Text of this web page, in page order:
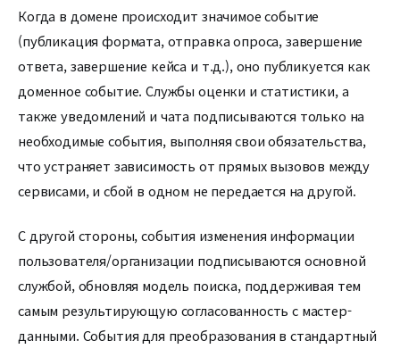
Когда в домене происходит значимое событие
(публикация формата, отправка опроса, завершение
ответа, завершение кейса и т.д.), оно публикуется как
доменное событие. Службы оценки и статистики, а
также уведомлений и чата подписываются только на
необходимые события, выполняя свои обязательства,
что устраняет зависимость от прямых вызовов между
сервисами, и сбой в одном не передается на другой.
С другой стороны, события изменения информации
пользователя/организации подписываются основной
службой, обновляя модель поиска, поддерживая тем
самым результирующую согласованность с мастер-
данными. События для преобразования в стандартный